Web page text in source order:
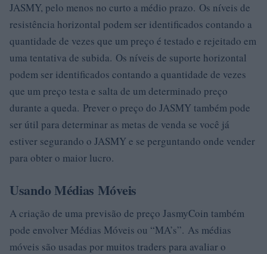
JASMY, pelo menos no curto a médio prazo. Os níveis de
resistência horizontal podem ser identificados contando a
quantidade de vezes que um preço é testado e rejeitado em
uma tentativa de subida. Os níveis de suporte horizontal
podem ser identificados contando a quantidade de vezes
que um preço testa e salta de um determinado preço
durante a queda. Prever o preço do JASMY também pode
ser útil para determinar as metas de venda se você já
estiver segurando o JASMY e se perguntando onde vender
para obter o maior lucro.
Usando Médias Móveis
A criação de uma previsão de preço JasmyCoin também
pode envolver Médias Móveis ou “MA’s”. As médias
móveis são usadas por muitos traders para avaliar o